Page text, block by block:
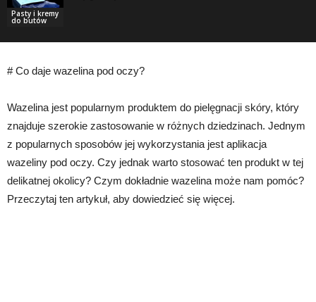
Pasty i kremy
do butów
# Co daje wazelina pod oczy?
Wazelina jest popularnym produktem do pielęgnacji skóry, który
znajduje szerokie zastosowanie w różnych dziedzinach. Jednym
z popularnych sposobów jej wykorzystania jest aplikacja
wazeliny pod oczy. Czy jednak warto stosować ten produkt w tej
delikatnej okolicy? Czym dokładnie wazelina może nam pomóc?
Przeczytaj ten artykuł, aby dowiedzieć się więcej.